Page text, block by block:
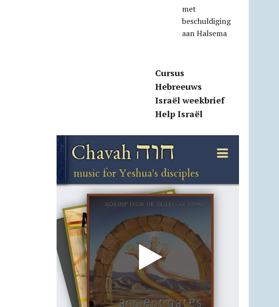
met
beschuldiging
aan Halsema
Cursus
Hebreeuws
Israël weekbrief
Help Israël